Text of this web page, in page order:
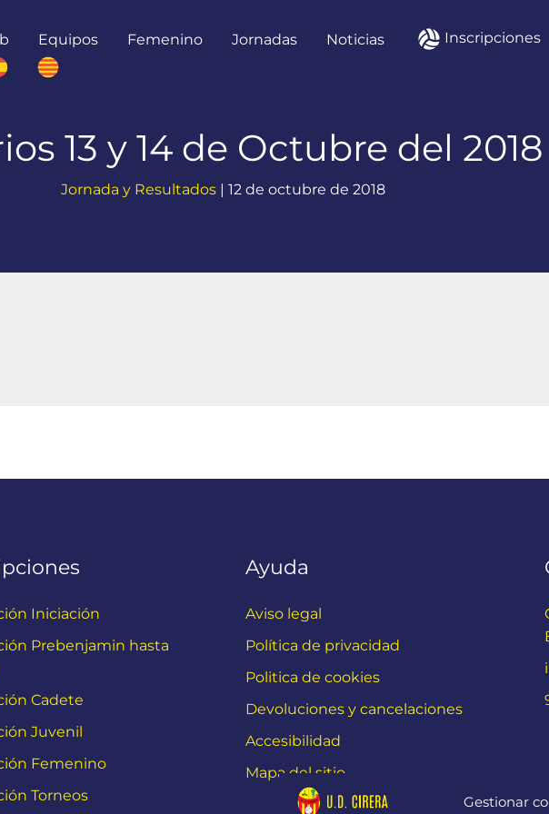
Gestionar
Equipos Femenino Jornadas Noticias
Inscripciones
13 y 14 de Octubre del 2018
Jornada y Resultados| 12 de octubre de 2018
Iniciación
Prebenjamin hasta
Cadete
Juvenil
Femenino
Torneos
Ayuda
Aviso legal
Política de privacidad
Politica de cookies
Devoluciones y cancelaciones
Accesibilidad
Mapa del sitio